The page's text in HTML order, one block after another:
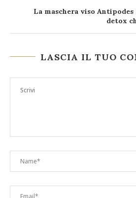
La maschera viso
detox
LASCIA IL TUO